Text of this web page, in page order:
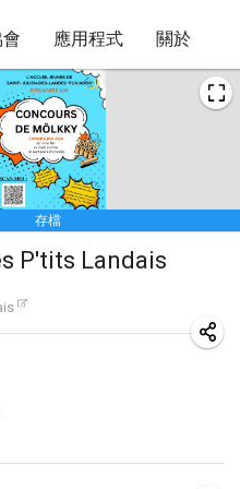
應用程式 關於
存檔
P'tits Landais
la bonne année
日|法國
Triplette
日|法國
Honnelles
日|比利時
日